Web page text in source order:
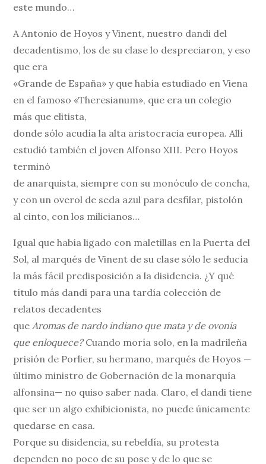
este mundo…
A Antonio de Hoyos y Vinent, nuestro dandi del
decadentismo, los de su clase lo despreciaron, y eso
que era
«Grande de España» y que había estudiado en Viena
en el famoso «Theresianum», que era un colegio
más que elitista,
donde sólo acudía la alta aristocracia europea. Allí
estudió también el joven Alfonso XIII. Pero Hoyos
terminó
de anarquista, siempre con su monóculo de concha,
y con un overol de seda azul para desfilar, pistolón
al cinto, con los milicianos…
Igual que había ligado con maletillas en la Puerta del
Sol, al marqués de Vinent de su clase sólo le seducía
la más fácil predisposición a la disidencia. ¿Y qué
título más dandi para una tardía colección de
relatos decadentes
que Aromas de nardo indiano que mata y de ovonia
que enloquece?Cuando moría solo, en la madrileña
prisión de Porlier, su hermano, marqués de Hoyos —
último ministro de Gobernación de la monarquía
alfonsina— no quiso saber nada. Claro, el dandi tiene
que ser un algo exhibicionista, no puede únicamente
quedarse en casa.
Porque su disidencia, su rebeldía, su protesta
dependen no poco de su pose y de lo que se